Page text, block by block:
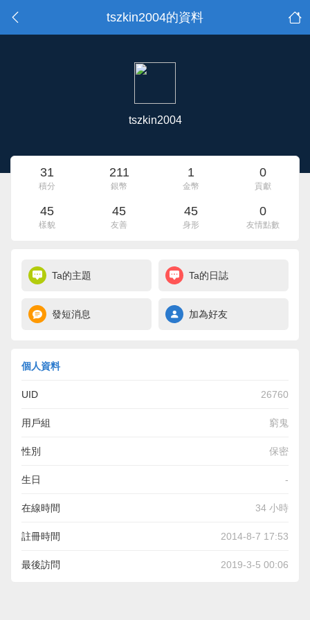
tszkin2004的資料
tszkin2004
31
積分
211
銀幣
1
金幣
0
貢獻
45
樣貌
45
友善
45
身形
0
友情點數
Ta的主題 Ta的日誌
發短消息 加為好友
個人資料
UID 26760
用戶組 窮鬼
性別 保密
生日 -
在線時間 34 小時
註冊時間 2014-8-7 17:53
最後訪問 2019-3-5 00:06